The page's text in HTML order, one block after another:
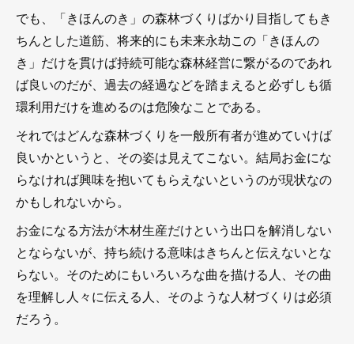
でも、「きほんのき」の森林づくりばかり目指してもき
ちんとした道筋、将来的にも未来永劫この「きほんの
き」だけを貫けば持続可能な森林経営に繋がるのであれ
ば良いのだが、過去の経過などを踏まえると必ずしも循
環利用だけを進めるのは危険なことである。
それではどんな森林づくりを一般所有者が進めていけば
良いかというと、その姿は見えてこない。結局お金にな
らなければ興味を抱いてもらえないというのが現状なの
かもしれないから。
お金になる方法が木材生産だけという出口を解消しない
とならないが、持ち続ける意味はきちんと伝えないとな
らない。そのためにもいろいろな曲を描ける人、その曲
を理解し人々に伝える人、そのような人材づくりは必須
だろう。